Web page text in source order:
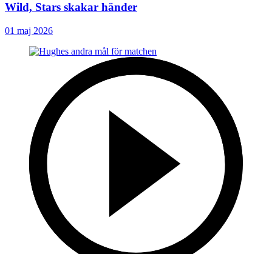
Wild, Stars skakar händer
01 maj 2026